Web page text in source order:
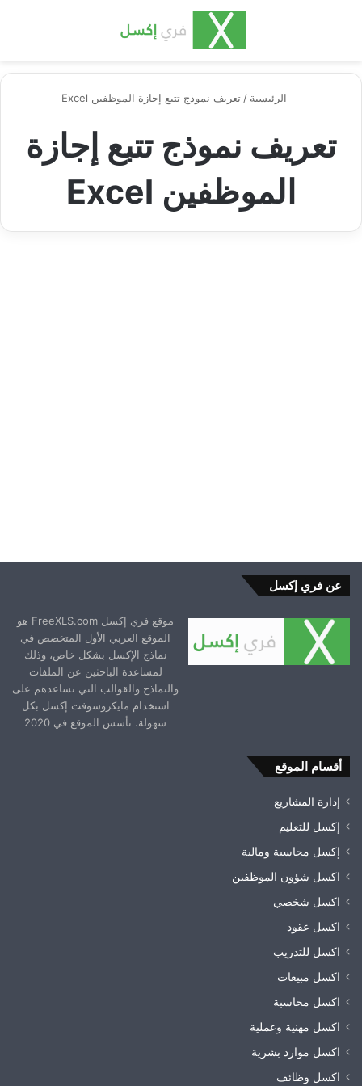
الرئيسية / تعريف نموذج تتبع إجازة الموظفين Excel
تعريف نموذج تتبع إجازة
الموظفين Excel
عن فري إكسل
موقع فري إكسل FreeXLS.com هو
الموقع العربي الأول المتخصص في
نماذج الإكسل بشكل خاص، وذلك
لمساعدة الباحثين عن الملفات
والنماذج والقوالب التي تساعدهم على
استخدام مايكروسوفت إكسل بكل
سهولة. تأسس الموقع في 2020
أقسام الموقع
إدارة المشاريع
إكسل للتعليم
إكسل محاسبة ومالية
اكسل شؤون الموظفين
اكسل شخصي
اكسل عقود
اكسل للتدريب
اكسل مبيعات
اكسل محاسبة
اكسل مهنية وعملية
اكسل موارد بشرية
اكسل وظائف